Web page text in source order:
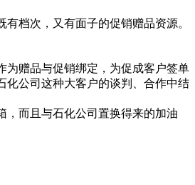
档次，又有面子的促销赠品资源。
赠品与促销绑定，为促成客户签单
化公司这种大客户的谈判、合作中结
而且与石化公司置换得来的加油